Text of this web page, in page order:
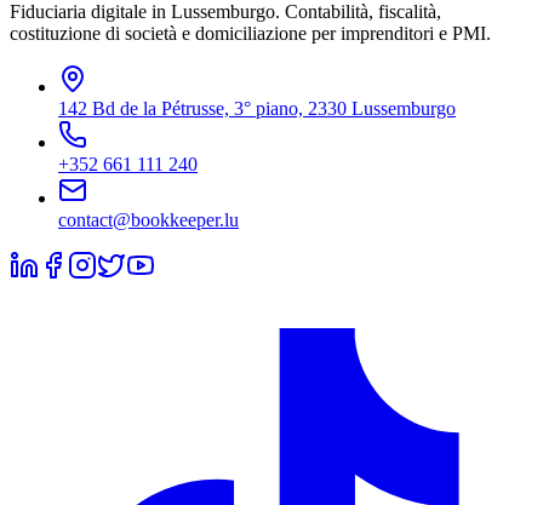
Fiduciaria digitale in Lussemburgo. Contabilità, fiscalità,
costituzione di società e domiciliazione per imprenditori e PMI.
142 Bd de la Pétrusse, 3° piano, 2330 Lussemburgo
+352 661 111 240
contact@bookkeeper.lu